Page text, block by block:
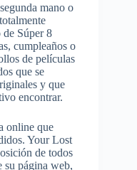
mano o
de Súper 8
cumpleaños o
de películas
que se
y que
encontrar.
online que
Your Lost
de todos
su página web,